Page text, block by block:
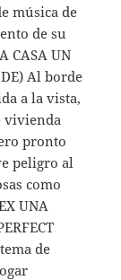
música de
de su
CASA UN
Al borde
a la vista,
vivienda
pronto
peligro al
como
UNA
de